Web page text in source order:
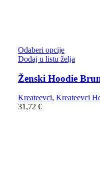
Odaberi opcije
Dodaj u listu želja
Ženski Hoodie
Kreateevci, Kreateevci
31,72 €